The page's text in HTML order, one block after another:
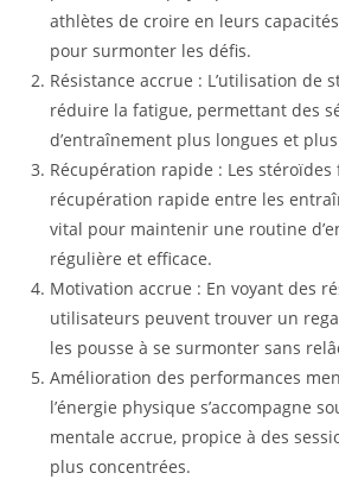
athlètes de croire en leurs
pour surmonter les défis.
Résistance accrue : L’utilisation de
réduire la fatigue, permettant des
d’entraînement plus longues et
Récupération rapide : Les
récupération rapide entre les
vital pour maintenir une routine
régulière et efficace.
Motivation accrue : En voyant des
utilisateurs peuvent trouver un
les pousse à se surmonter sans
Amélioration des performances
l’énergie physique s’accompagne
mentale accrue, propice à des
plus concentrées.